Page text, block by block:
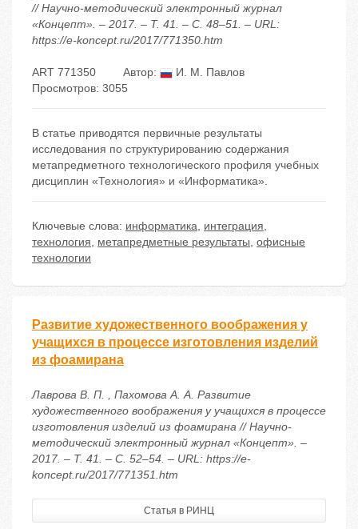
// Научно-методический электронный журнал
«Концепт». – 2017. – Т. 41. – С. 48–51. – URL:
https://e-koncept.ru/2017/771350.htm
ART 771350 Автор:
И. М. Павлов
Просмотров: 3055
В статье приводятся первичные результаты
исследования по структурированию содержания
метапредметного технологического профиля учебных
дисциплин «Технология» и «Информатика».
Ключевые слова: информатика, интеграция,
технология, метапредметные результаты, офисные
технологии
Развитие художественного воображения у
учащихся в процессе изготовления изделий
из фоамирана
Лаврова В. П. , Пахомова А. А. Развитие
художественного воображения у учащихся в процессе
изготовления изделий из фоамирана // Научно-
методический электронный журнал «Концепт». –
2017. – Т. 41. – С. 52–54. – URL: https://e-
koncept.ru/2017/771351.htm
Статья в РИНЦ